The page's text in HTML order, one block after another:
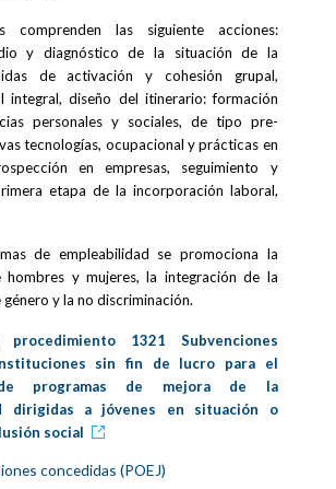
comprenden las siguiente acciones:
y diagnóstico de la situación de la
de activación y cohesión grupal,
integral, diseño del itinerario: formación
personales y sociales, de tipo pre-
tecnologías, ocupacional y prácticas en
en empresas, seguimiento y
etapa de la incorporación laboral,
de empleabilidad se promociona la
hombres y mujeres, la integración de la
y la no discriminación.
procedimiento 1321 Subvenciones
sin fin de lucro para el
programas de mejora de la
dirigidas a jóvenes en situación o
social
concedidas (POEJ)